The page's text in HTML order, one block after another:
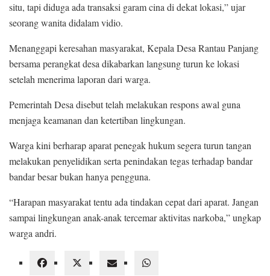
situ, tapi diduga ada transaksi garam cina di dekat lokasi,” ujar
seorang wanita didalam vidio.
Menanggapi keresahan masyarakat, Kepala Desa Rantau Panjang
bersama perangkat desa dikabarkan langsung turun ke lokasi
setelah menerima laporan dari warga.
Pemerintah Desa disebut telah melakukan respons awal guna
menjaga keamanan dan ketertiban lingkungan.
Warga kini berharap aparat penegak hukum segera turun tangan
melakukan penyelidikan serta penindakan tegas terhadap bandar
bandar besar bukan hanya pengguna.
“Harapan masyarakat tentu ada tindakan cepat dari aparat. Jangan
sampai lingkungan anak-anak tercemar aktivitas narkoba,” ungkap
warga andri.